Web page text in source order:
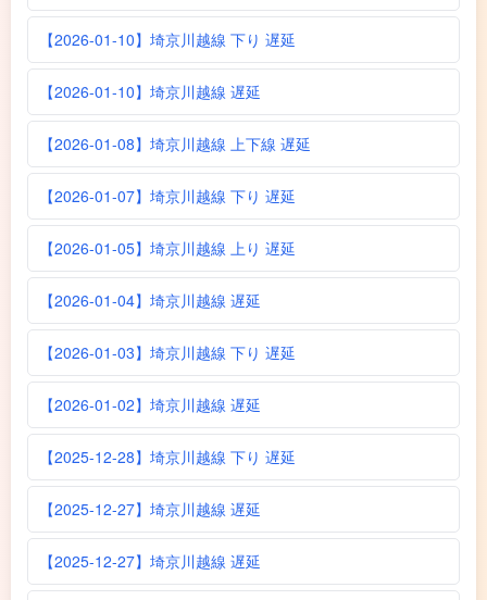
【2026-01-10】埼京川越線 下り 遅延
【2026-01-10】埼京川越線 遅延
【2026-01-08】埼京川越線 上下線 遅延
【2026-01-07】埼京川越線 下り 遅延
【2026-01-05】埼京川越線 上り 遅延
【2026-01-04】埼京川越線 遅延
【2026-01-03】埼京川越線 下り 遅延
【2026-01-02】埼京川越線 遅延
【2025-12-28】埼京川越線 下り 遅延
【2025-12-27】埼京川越線 遅延
【2025-12-27】埼京川越線 遅延